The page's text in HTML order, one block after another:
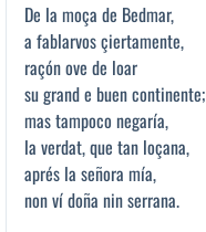
De la moça de Bedmar,
a fablarvos çiertamente,
raçón ove de loar
su grand e buen continente;
mas tampoco negaría,
la verdat, que tan loçana,
aprés la señora mía,
non ví doña nin serrana.